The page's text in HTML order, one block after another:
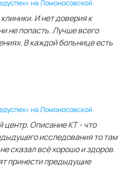
на Ломоносовской
И нет доверия к
не попасть. Лучше всего
В каждой больнице есть
на Ломоносовской
центр. Описание КТ - что
исследования то там
сказал всё хорошо и здоров.
принести предыдущие